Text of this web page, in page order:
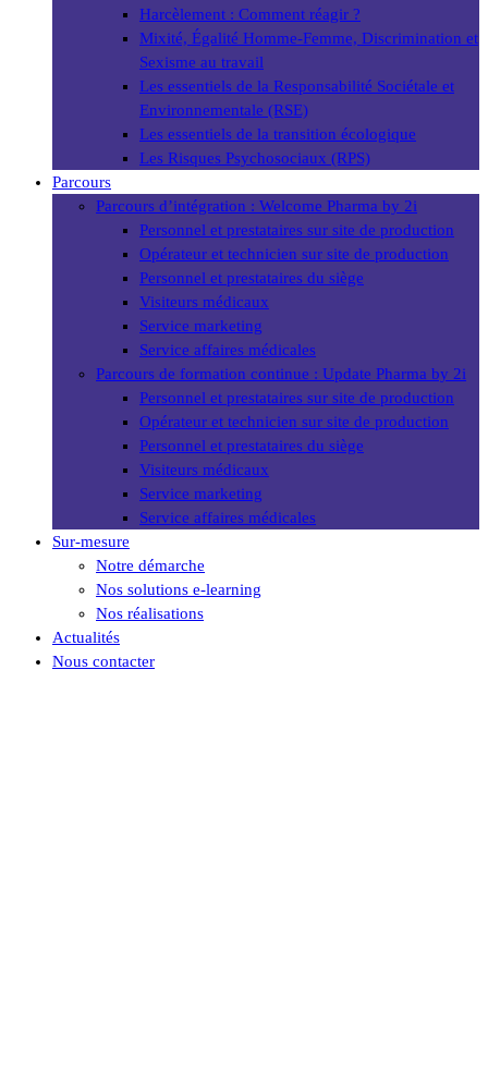
Harcèlement : Comment réagir ?
Mixité, Égalité Homme-Femme, Discrimination et
Sexisme au travail
Les essentiels de la Responsabilité Sociétale et
Environnementale (RSE)
Les essentiels de la transition écologique
Les Risques Psychosociaux (RPS)
Parcours
Parcours d’intégration : Welcome Pharma by 2i
Personnel et prestataires sur site de production
Opérateur et technicien sur site de production
Personnel et prestataires du siège
Visiteurs médicaux
Service marketing
Service affaires médicales
Parcours de formation continue : Update Pharma by 2i
Personnel et prestataires sur site de production
Opérateur et technicien sur site de production
Personnel et prestataires du siège
Visiteurs médicaux
Service marketing
Service affaires médicales
Sur-mesure
Notre démarche
Nos solutions e-learning
Nos réalisations
Actualités
Nous contacter